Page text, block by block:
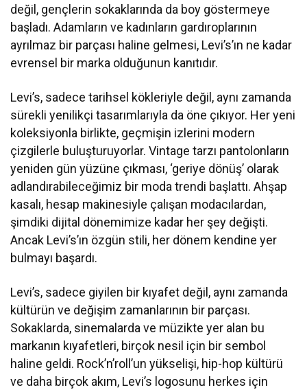
değil, gençlerin sokaklarında da boy göstermeye
başladı. Adamların ve kadınların gardıroplarının
ayrılmaz bir parçası haline gelmesi, Levi’s’ın ne kadar
evrensel bir marka olduğunun kanıtıdır.
Levi’s, sadece tarihsel kökleriyle değil, aynı zamanda
sürekli yenilikçi tasarımlarıyla da öne çıkıyor. Her yeni
koleksiyonla birlikte, geçmişin izlerini modern
çizgilerle buluşturuyorlar. Vintage tarzı pantolonların
yeniden gün yüzüne çıkması, ‘geriye dönüş’ olarak
adlandırabileceğimiz bir moda trendi başlattı. Ahşap
kasalı, hesap makinesiyle çalışan modacılardan,
şimdiki dijital dönemimize kadar her şey değişti.
Ancak Levi’s’ın özgün stili, her dönem kendine yer
bulmayı başardı.
Levi’s, sadece giyilen bir kıyafet değil, aynı zamanda
kültürün ve değişim zamanlarının bir parçası.
Sokaklarda, sinemalarda ve müzikte yer alan bu
markanın kıyafetleri, birçok nesil için bir sembol
haline geldi. Rock’n’roll’un yükselişi, hip-hop kültürü
ve daha birçok akım, Levi’s logosunu herkes için